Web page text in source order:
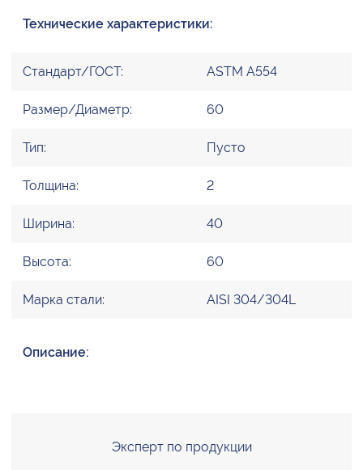
Технические характеристики:
Стандарт/ГОСТ: ASTM A554
Размер/Диаметр: 60
Тип: Пусто
Толщина: 2
Ширина: 40
Высота: 60
Марка стали: AISI 304/304L
Описание:
Эксперт по продукции